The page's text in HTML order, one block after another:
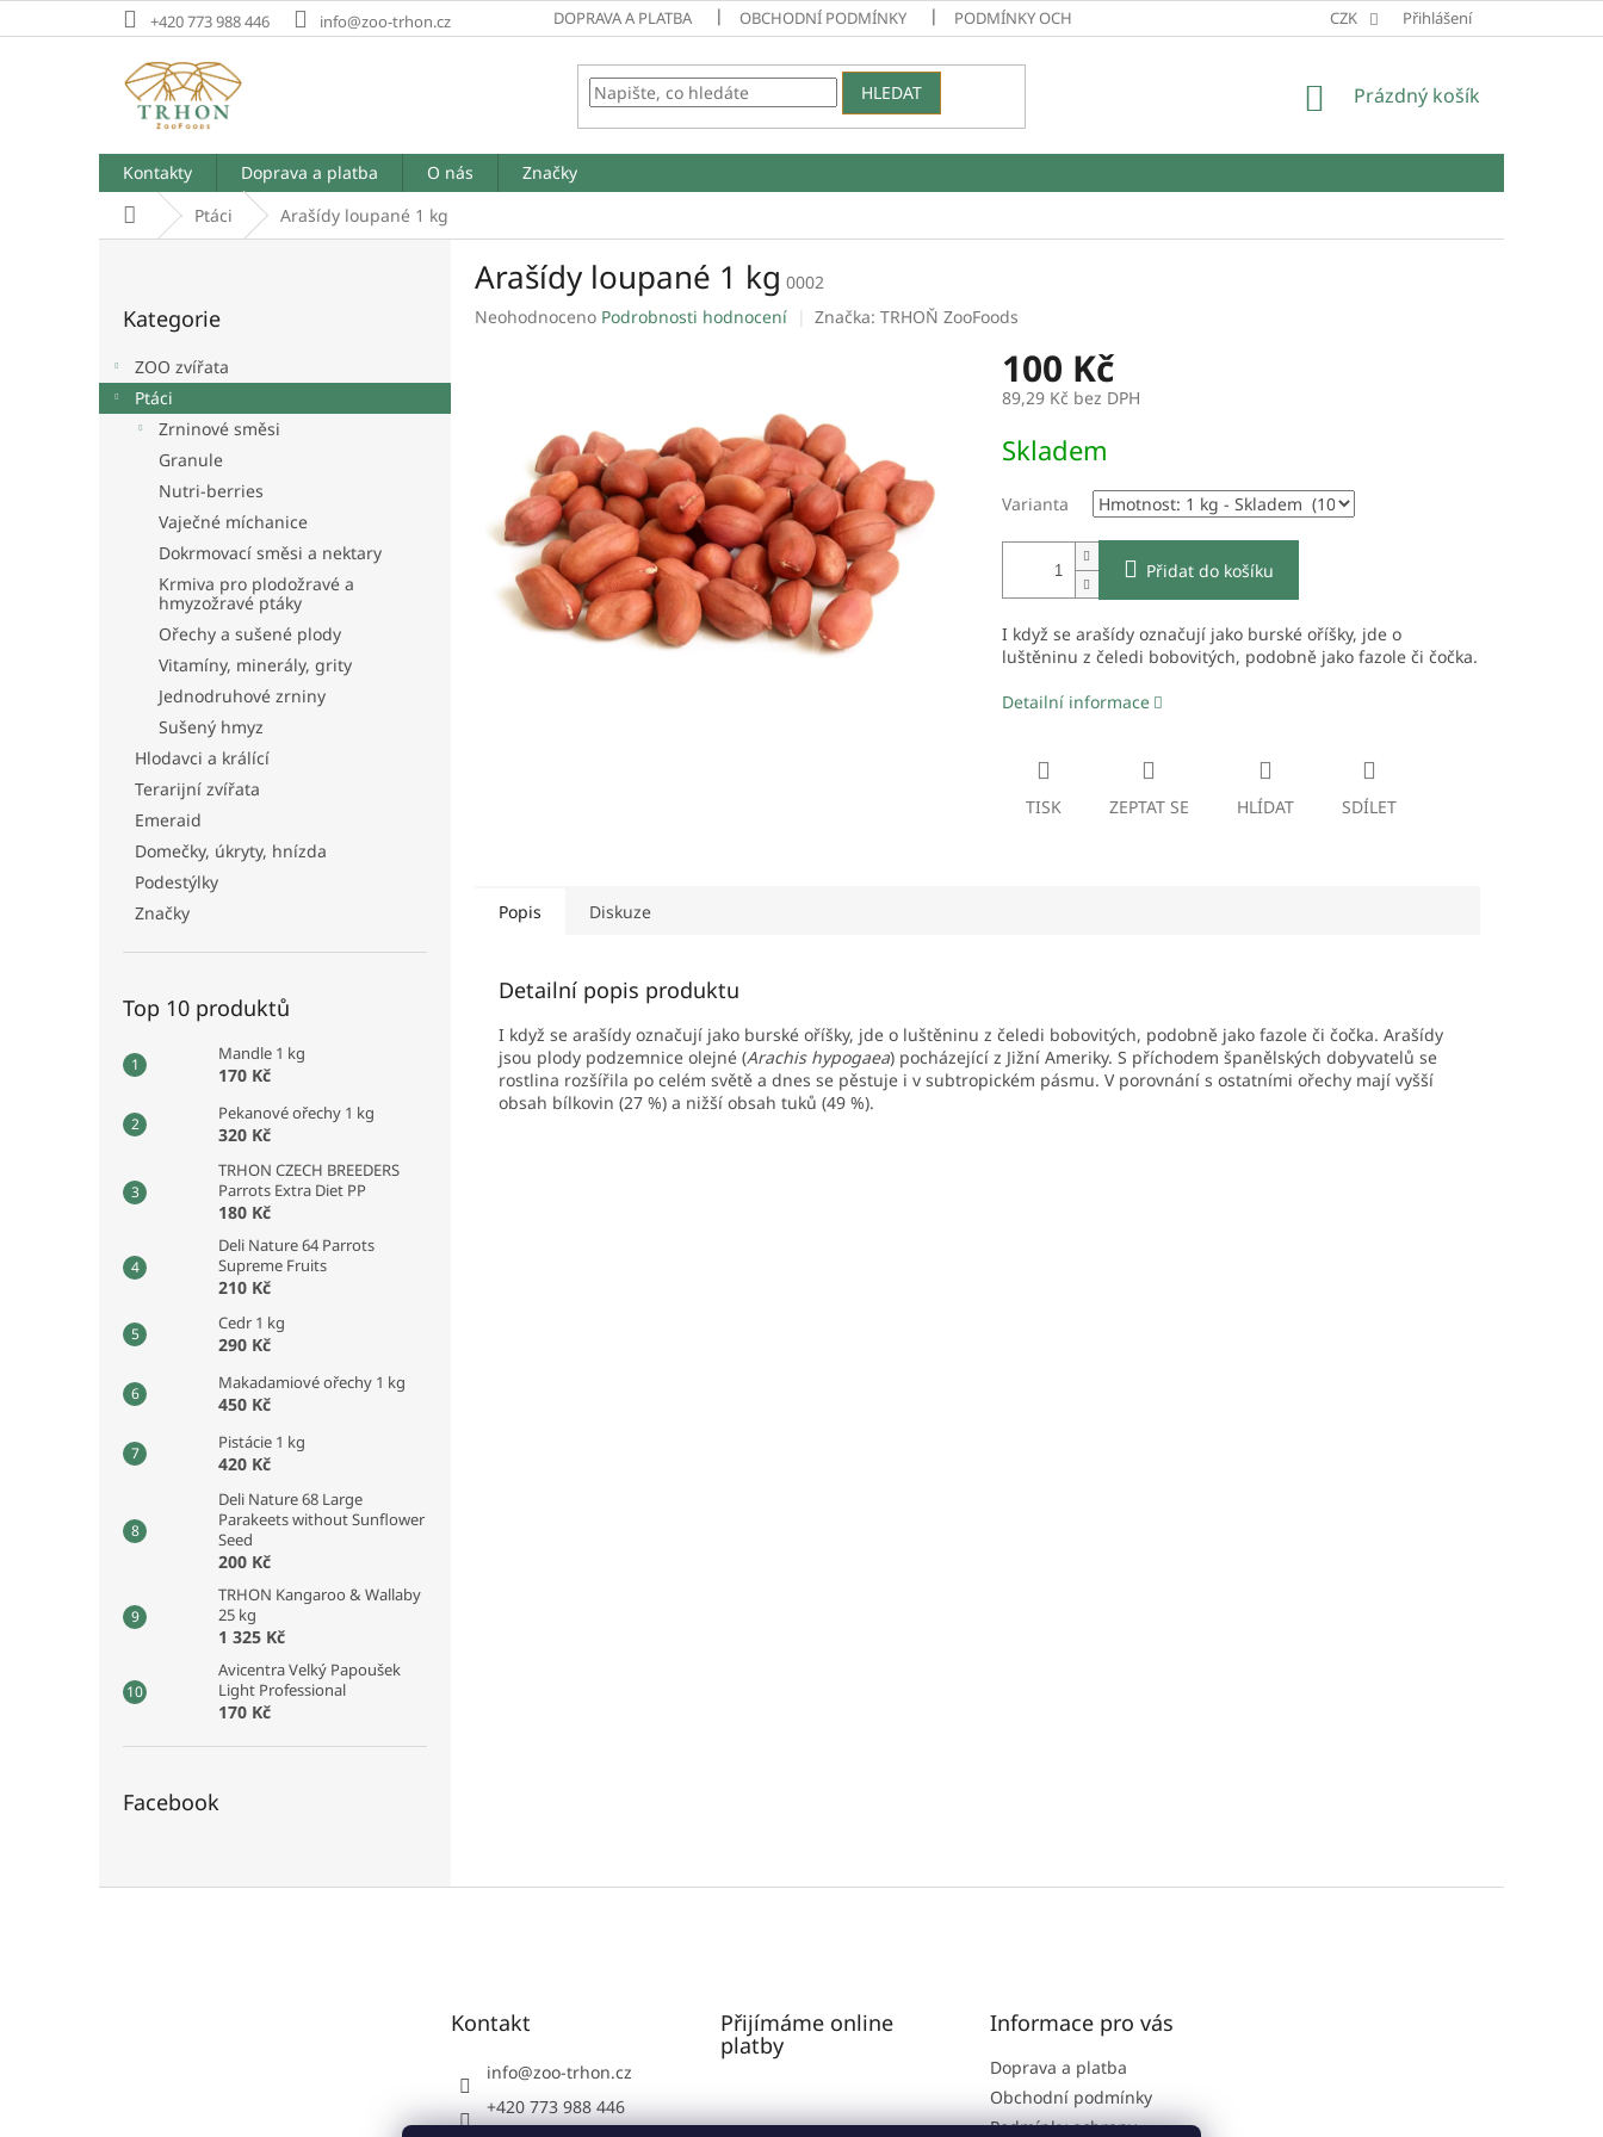
na
+420 773 988 446 info@zoo-trhon.cz DOPRAVA A PLATBA OBCHODNÍ PODMÍNKY PODMÍNKY OCHRANY OSOBNÍCH ÚDAJŮ CZK Přihlášení
HLEDAT
NÁKUPNÍ
Prázdný košík
Kontakty Doprava a platba O nás
Značky
Domů Ptáci Arašídy loupané 1 kg
a
n
kategorie
Kategorie
ZOO zvířata
Ptáci
Zrninové směsi
Granule
Nutri-berries
Vaječné míchanice
Dokrmovací směsi a nektary
Krmiva pro plodožravé a
hmyzožravé ptáky
Ořechy a sušené plody
Vitamíny, minerály, grity
Jednodruhové zrniny
Sušený hmyz
Hlodavci a králící
Terarijní zvířata
Emeraid
Domečky, úkryty, hnízda
Podestýlky
Značky
Top 10 produktů
Mandle 1 kg
170 Kč
Pekanové ořechy 1 kg
320 Kč
TRHON CZECH BREEDERS
Parrots Extra Diet PP
180 Kč
Deli Nature 64 Parrots
Supreme Fruits
210 Kč
Cedr 1 kg
290 Kč
Makadamiové ořechy 1 kg
450 Kč
Pistácie 1 kg
420 Kč
Deli Nature 68 Large
Parakeets without Sunflower
Seed
200 Kč
TRHON Kangaroo & Wallaby
25 kg
1 325 Kč
Avicentra Velký Papoušek
Light Professional
170 Kč
Facebook
Arašídy loupané 1 kg 0002
Průměrné
hvězdiček.
Neohodnoceno Podrobnosti hodnocení Značka: TRHOŇ ZooFoods
100 Kč
89,29 Kč bez DPH
cena:
Skladem
Varianta
Přidat do košíku
I když se arašídy označují jako burské oříšky, jde o
luštěninu z čeledi bobovitých, podobně jako fazole či čočka.
Detailní informace
TISK ZEPTAT SE HLÍDAT SDÍLET
Popis Diskuze
Detailní popis produktu
I když se arašídy označují jako burské oříšky, jde o luštěninu z čeledi bobovitých, podobně jako fazole či čočka. Arašídy
jsou plody podzemnice olejné (Arachis hypogaea) pocházející z Jižní Ameriky. S příchodem španělských dobyvatelů se
rostlina rozšířila po celém světě a dnes se pěstuje i v subtropickém pásmu. V porovnání s ostatními ořechy mají vyšší
obsah bílkovin (27 %) a nižší obsah tuků (49 %).
Kontakt
info@zoo-trhon.cz
+420 773 988 446
Přijímáme online
platby
Informace pro vás
Doprava a platba
Obchodní podmínky
Podmínky ochrany